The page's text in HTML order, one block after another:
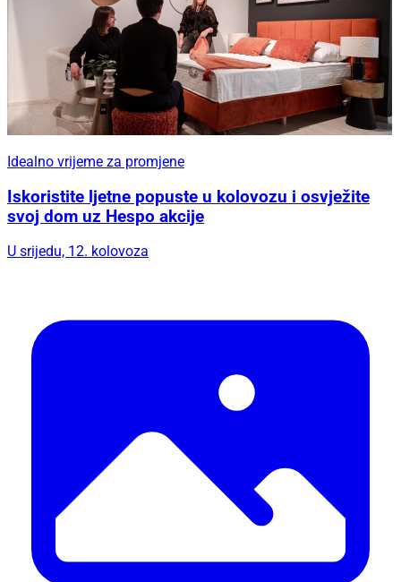
Idealno vrijeme za promjene
Iskoristite ljetne popuste u kolovozu i osvježite
svoj dom uz Hespo akcije
U srijedu, 12. kolovoza